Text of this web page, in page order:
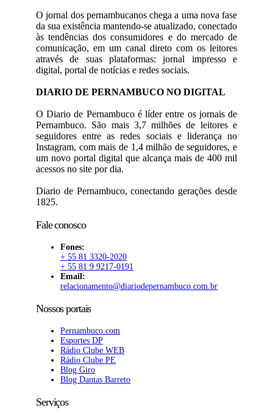
O jornal dos pernambucanos chega a uma nova fase
da sua existência mantendo-se atualizado, conectado
às tendências dos consumidores e do mercado de
comunicação, em um canal direto com os leitores
através de suas plataformas: jornal impresso e
digital, portal de notícias e redes sociais.
DIARIO DE PERNAMBUCO NO DIGITAL
O Diario de Pernambuco é líder entre os jornais de
Pernambuco. São mais 3,7 milhões de leitores e
seguidores entre as redes sociais e liderança no
Instagram, com mais de 1,4 milhão de seguidores, e
um novo portal digital que alcança mais de 400 mil
acessos no site por dia.
Diario de Pernambuco, conectando gerações desde
1825.
Fale conosco
Fones:
+ 55 81 3320-2020
+ 55 81 9 9217-0191
Email:
relacionamento@diariodepernambuco.com.br
Nossos portais
Pernambuco.com
Esportes DP
Rádio Clube WEB
Rádio Clube PE
Blog Giro
Blog Dantas Barreto
Serviços